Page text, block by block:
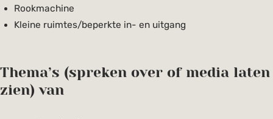
Rookmachine
Kleine ruimtes/beperkte in- en uitgang
Thema’s (spreken over of media laten
zien) van